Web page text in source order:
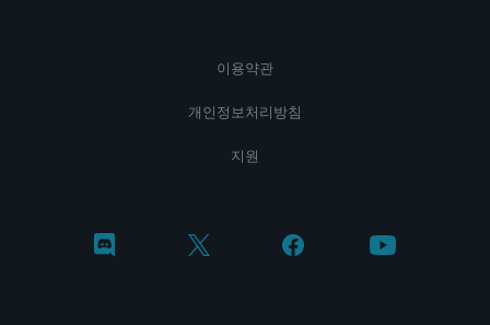
이용약관
개인정보처리방침
지원